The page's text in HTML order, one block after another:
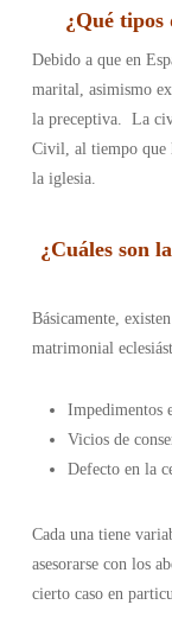
¿Qué tipos
Debido a que en
marital, asimismo
la preceptiva. La
Civil, al tiempo que
la iglesia.
¿Cuáles son
Básicamente,
matrimonial
Impedimentos
Vicios de
Defecto en la
Cada una tiene
asesorarse con los
cierto caso en